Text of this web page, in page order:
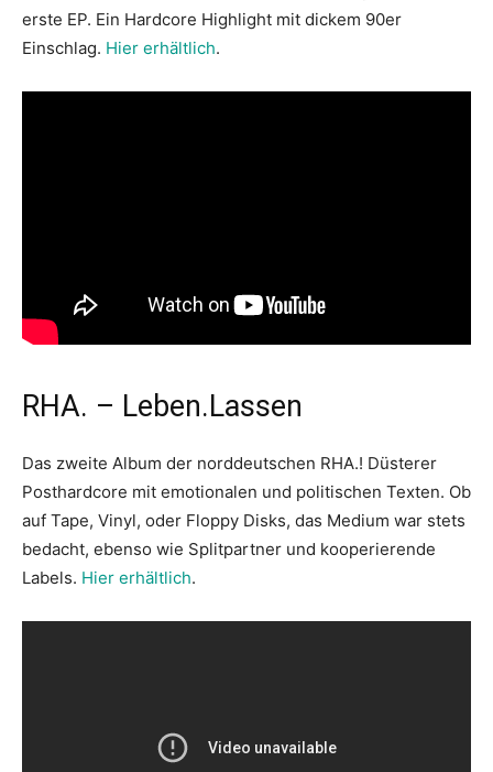
erste EP. Ein Hardcore Highlight mit dickem 90er
Einschlag. Hier erhältlich.
RHA. – Leben.Lassen
Das zweite Album der norddeutschen RHA.! Düsterer
Posthardcore mit emotionalen und politischen Texten. Ob
auf Tape, Vinyl, oder Floppy Disks, das Medium war stets
bedacht, ebenso wie Splitpartner und kooperierende
Labels. Hier erhältlich.